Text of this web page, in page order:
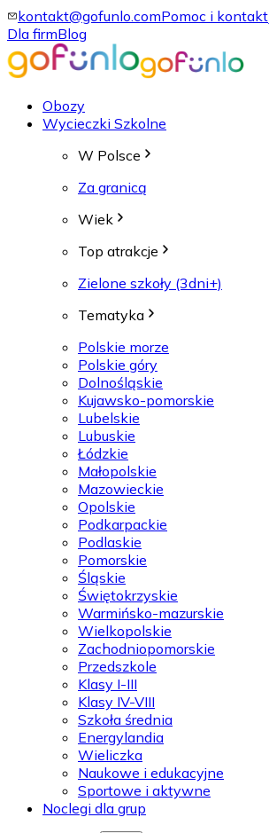
kontakt@gofunlo.comPomoc i kontakt
Dla firmBlog
Obozy
Wycieczki Szkolne
W Polsce
Za granicą
Wiek
Top atrakcje
Zielone szkoły (3dni+)
Tematyka
Polskie morze
Polskie góry
Dolnośląskie
Kujawsko-pomorskie
Lubelskie
Lubuskie
Łódzkie
Małopolskie
Mazowieckie
Opolskie
Podkarpackie
Podlaskie
Pomorskie
Śląskie
Świętokrzyskie
Warmińsko-mazurskie
Wielkopolskie
Zachodniopomorskie
Przedszkole
Klasy I-III
Klasy IV-VIII
Szkoła średnia
Energylandia
Wieliczka
Naukowe i edukacyjne
Sportowe i aktywne
Noclegi dla grup